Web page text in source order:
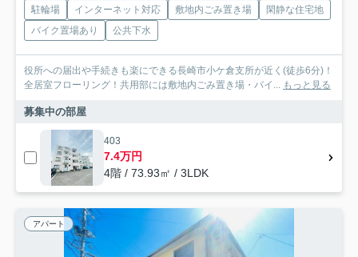
駐輪場 インターネット対応 敷地内ごみ置き場
閑静な住宅地
バイク置場あり
公共下水
役所への届出や手続きも楽にできる長崎市小ケ倉支所が近く(徒歩6分)！
全居室フローリング！共用部には敷地内ごみ置き場・バイ... もっと見る
募集中の部屋
403
7.4万円
4階 / 73.93㎡ / 3LDK
アパート